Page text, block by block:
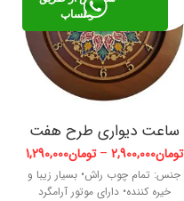
ساعت دیواری طرح هفت
تومان2,900,000
– تومان1,290,000
جنس: تمام چوب راش• بسیار زیبا و
خیره کننده• دارای موتور آرامگرد
واتساپ